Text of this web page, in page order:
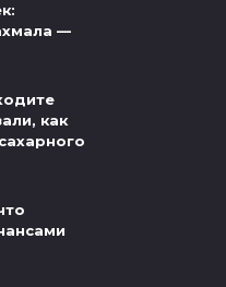
—
как